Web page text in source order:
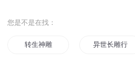
您是不是在找：
转生神雕 异世长雕行